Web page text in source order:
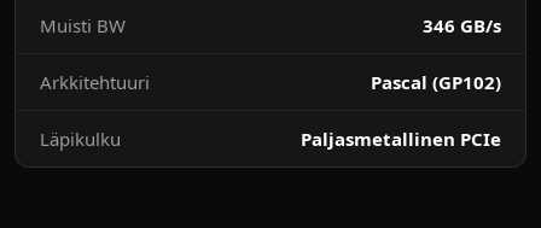
Muisti BW 346 GB/s
Arkkitehtuuri Pascal (GP102)
Läpikulku Paljasmetallinen PCIe